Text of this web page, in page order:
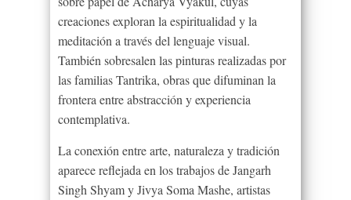
creaciones exploran la espiritualidad y la
meditación a través del lenguaje visual.
También sobresalen las pinturas realizadas por
las familias Tantrika, obras que difuminan la
frontera entre abstracción y experiencia
contemplativa.
La conexión entre arte, naturaleza y tradición
aparece reflejada en los trabajos de Jangarh
Singh Shyam y Jivya Soma Mashe, artistas